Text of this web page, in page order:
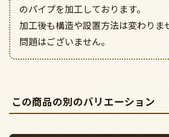
のパイプを加工しております。
加工後も構造や設置方法は変わりま
問題はございません。
この商品の別のバリエーション